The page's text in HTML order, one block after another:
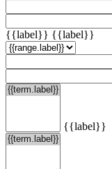
{{label}} {{label}}
{{label}}